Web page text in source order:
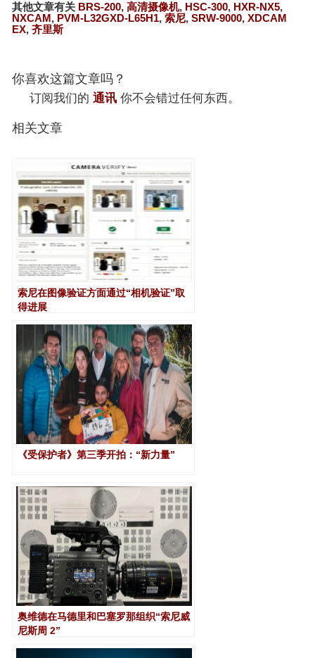
其他文章有关 BRS-200, 高清摄像机, HSC-300, HXR-NX5,
NXCAM, PVM-L32GXD-L65H1, 索尼, SRW-9000, XDCAM
EX,齐里斯
你喜欢这篇文章吗？
订阅我们的 通讯 你不会错过任何东西。
相关文章
索尼在图像验证方面通过“相机验证”取
得进展
《受保护者》第三季开拍：“新力量”
奥维德在马德里和巴塞罗那组织“索尼威
尼斯周 2”